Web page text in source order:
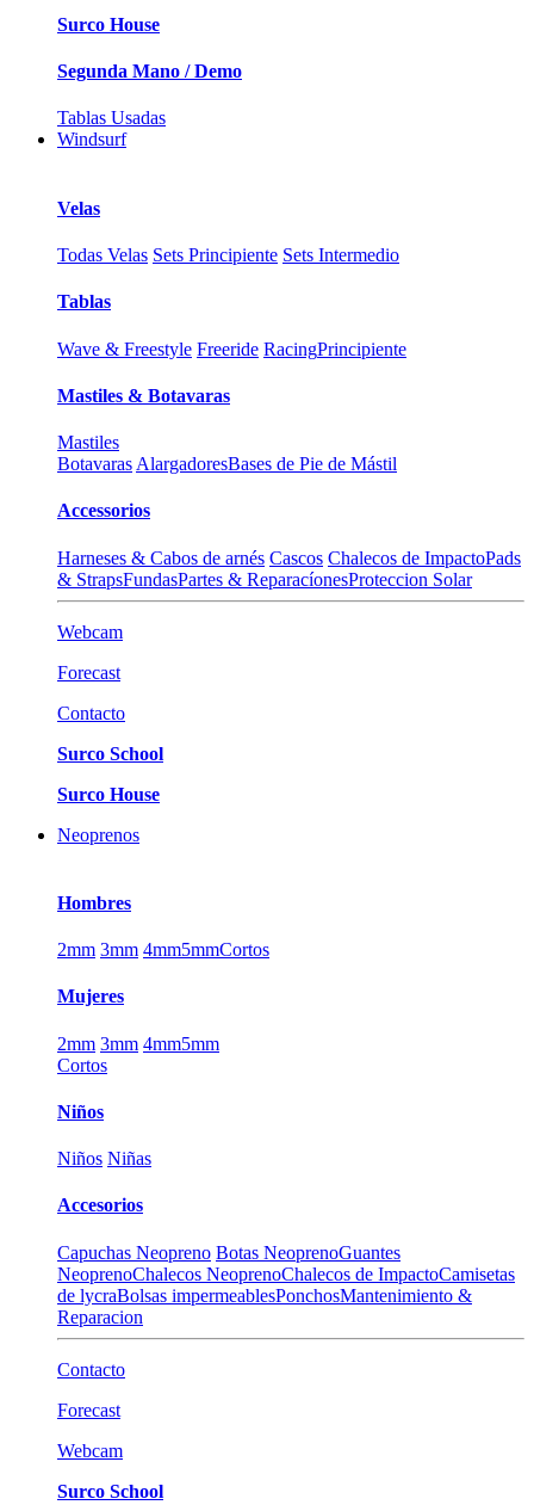
Surco House
Segunda Mano / Demo
Tablas Usadas
Windsurf
Velas
Todas Velas Sets Principiente Sets Intermedio
Tablas
Wave & Freestyle Freeride RacingPrincipiente
Mastiles & Botavaras
Mastiles
Botavaras AlargadoresBases de Pie de Mástil
Accessorios
Harneses & Cabos de arnés Cascos Chalecos de ImpactoPads
& StrapsFundasPartes & ReparacíonesProteccion Solar
Webcam
Forecast
Contacto
Surco School
Surco House
Neoprenos
Hombres
2mm 3mm 4mm5mmCortos
Mujeres
2mm 3mm 4mm5mm
Cortos
Niños
Niños Niñas
Accesorios
Capuchas Neopreno Botas NeoprenoGuantes
NeoprenoChalecos NeoprenoChalecos de ImpactoCamisetas
de lycraBolsas impermeablesPonchosMantenimiento &
Reparacion
Contacto
Forecast
Webcam
Surco School